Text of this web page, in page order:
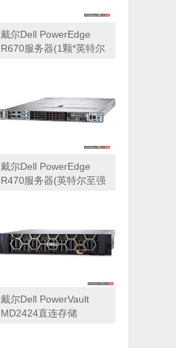
戴尔Dell PowerEdge
R670服务器(1颗*英特尔
PERC H965i阵列卡丨
800W双电源丨三年保修)
戴尔Dell PowerEdge
R470服务器(英特尔至强
H965i阵列卡丨800W双电
源丨三年保修)
戴尔Dell PowerVault
MD2424直连存储